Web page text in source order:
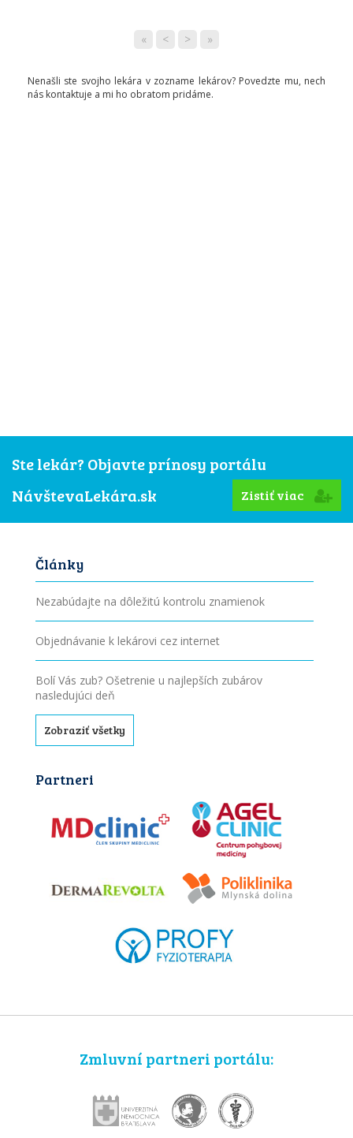
« < > »
Nenašli ste svojho lekára v zozname lekárov? Povedzte mu, nech
nás kontaktuje a mi ho obratom pridáme.
Ste lekár? Objavte prínosy portálu
NávštevaLekára.sk
Zistiť viac
Články
Nezabúdajte na dôležitú kontrolu znamienok
Objednávanie k lekárovi cez internet
Bolí Vás zub? Ošetrenie u najlepších zubárov
nasledujúci deň
Zobraziť všetky
Partneri
Zmluvní partneri portálu: